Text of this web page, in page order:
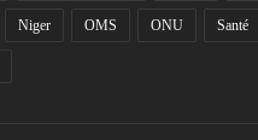
Niger OMS ONU Santé